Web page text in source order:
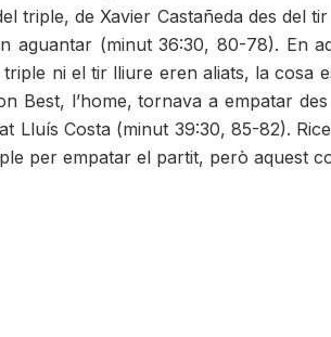
triple, de Xavier Castañeda des del
aguantar (minut 36:30, 80-78). En
ni el tir lliure eren aliats, la cosa
Best, l’home, tornava a empatar
Lluís Costa (minut 39:30, 85-82).
per empatar el partit, però aquest